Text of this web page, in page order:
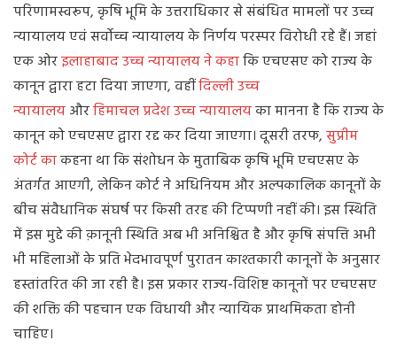
परिणामस्वरूप, कृषि भूमि के उत्तराधिकार से संबंधित मामलों पर उच्च
न्यायालय एवं सर्वोच्च न्यायालय के निर्णय परस्पर विरोधी रहे हैं। जहां
एक ओरइलाहाबाद उच्च न्यायालय ने कहाकि एचएसए को राज्य के
कानून द्वारा हटा दिया जाएगा, वहींदिल्ली उच्च
न्यायालयऔरहिमाचल प्रदेश उच्च न्यायालयका मानना है कि राज्य के
कानून को एचएसए द्वारा रद्द कर दिया जाएगा। दूसरी तरफ,सुप्रीम
कोर्ट काकहना था कि संशोधन के मुताबिक कृषि भूमि एचएसए के
अंतर्गत आएगी, लेकिन कोर्ट ने अधिनियम और अल्पकालिक कानूनों के
बीच संवैधानिक संघर्ष पर किसी तरह की टिप्पणी नहीं की। इस स्थिति
में इस मुद्दे की क़ानूनी स्थिति अब भी अनिश्चित है और कृषि संपत्ति अभी
भी महिलाओं के प्रति भेदभावपूर्ण पुरातन काश्तकारी कानूनों के अनुसार
हस्तांतरित की जा रही है। इस प्रकार राज्य-विशिष्ट कानूनों पर एचएसए
की शक्ति की पहचान एक विधायी और न्यायिक प्राथमिकता होनी
चाहिए।